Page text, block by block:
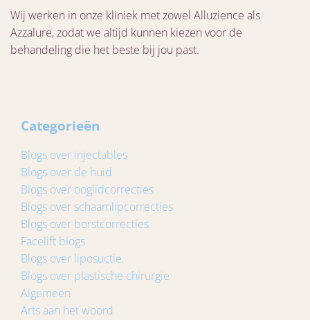
Wij werken in onze kliniek met zowel Alluzience als
Azzalure, zodat we altijd kunnen kiezen voor de
behandeling die het beste bij jou past.
Categorieën
Blogs over injectables
Blogs over de huid
Blogs over ooglidcorrecties
Blogs over schaamlipcorrecties
Blogs over borstcorrecties
Facelift blogs
Blogs over liposuctie
Blogs over plastische chirurgie
Algemeen
Arts aan het woord